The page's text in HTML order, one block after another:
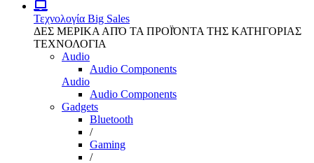
Τεχνολογία Big Sales
ΔΕΣ ΜΕΡΙΚΑ ΑΠΌ ΤΑ ΠΡΟΪΌΝΤΑ ΤΗΣ ΚΑΤΗΓΟΡΙΑΣ
ΤΕΧΝΟΛΟΓΙΑ
Audio
Audio Components
Audio
Audio Components
Gadgets
Bluetooth
/
Gaming
/